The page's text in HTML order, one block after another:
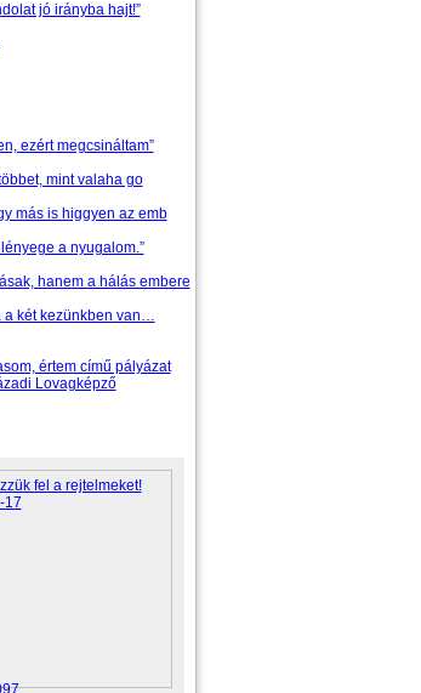
jó irányba hajt!”
ezért megcsináltam”
mint valaha go
más is higgyen az emb
a nyugalom.”
hanem a hálás embere
a két kezünkben van…
értem című pályázat
Lovagképző
fel a rejtelmeket!
17